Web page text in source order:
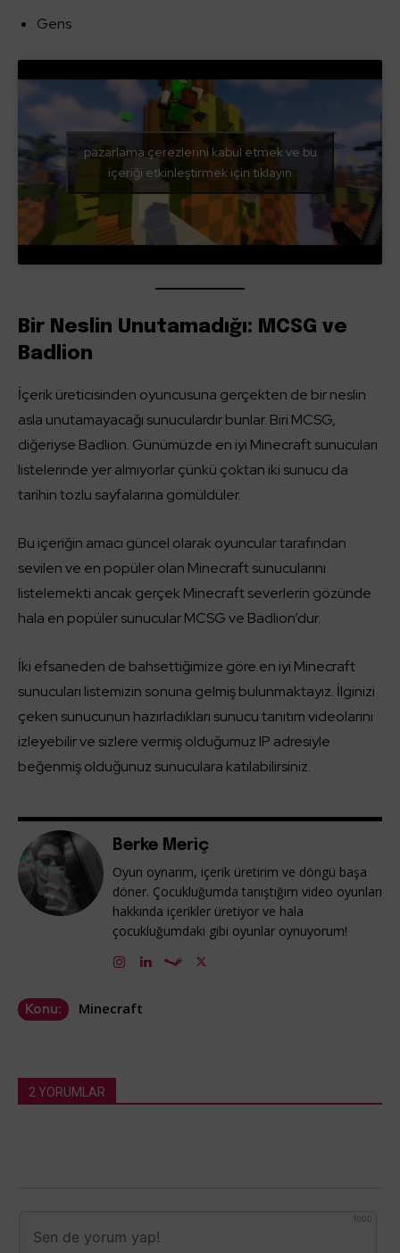
Gens
pazarlama çerezlerini kabul etmek ve bu
içeriği etkinleştirmek için tıklayın
Bir Neslin Unutamadığı: MCSG ve
Badlion
İçerik üreticisinden oyuncusuna gerçekten de bir neslin
asla unutamayacağı sunuculardır bunlar. Biri MCSG,
diğeriyse Badlion. Günümüzde en iyi Minecraft sunucuları
listelerinde yer almıyorlar çünkü çoktan iki sunucu da
tarihin tozlu sayfalarına gömüldüler.
Bu içeriğin amacı güncel olarak oyuncular tarafından
sevilen ve en popüler olan Minecraft sunucularını
listelemekti ancak gerçek Minecraft severlerin gözünde
hala en popüler sunucular MCSG ve Badlion’dur.
İki efsaneden de bahsettiğimize göre en iyi Minecraft
sunucuları listemizin sonuna gelmiş bulunmaktayız. İlginizi
çeken sunucunun hazırladıkları sunucu tanıtım videolarını
izleyebilir ve sizlere vermiş olduğumuz IP adresiyle
beğenmiş olduğunuz sunuculara katılabilirsiniz.
Berke Meriç
Oyun oynarım, içerik üretirim ve döngü başa
döner. Çocukluğumda tanıştığım video oyunları
hakkında içerikler üretiyor ve hala
çocukluğumdaki gibi oyunlar oynuyorum!
Konu: Minecraft
2 YORUMLAR
1000